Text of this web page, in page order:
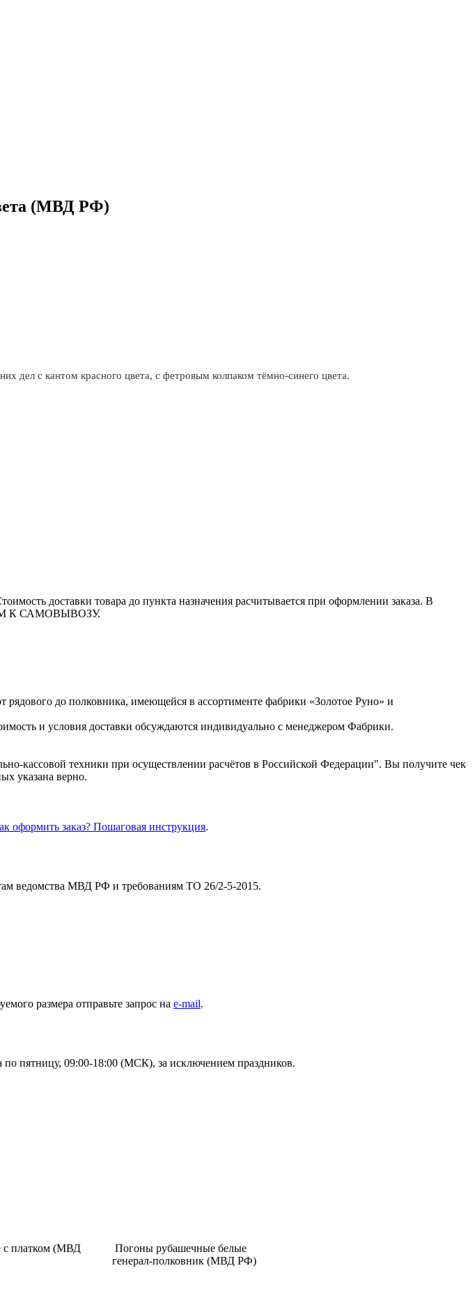
(МВД РФ)
дел с кантом красного цвета, с фетровым колпаком тёмно-синего цвета.
доставки товара до пункта назначения расчитывается при оформлении заказа. В
К САМОВЫВОЗУ.
до полковника, имеющейся в ассортименте фабрики «Золотое Руно» и
и условия доставки обсуждаются индивидуально с менеджером Фабрики.
кассовой техники при осуществлении расчётов в Российской Федерации". Вы получите чек
указана верно.
оформить заказ? Пошаговая инструкция.
ведомства МВД РФ и требованиям ТО 26/2-5-2015.
размера отправьте запрос на e-mail.
пятницу, 09:00-18:00 (МСК), за исключением праздников.
с платком (МВД
Погоны рубашечные белые
генерал-полковник (МВД РФ)